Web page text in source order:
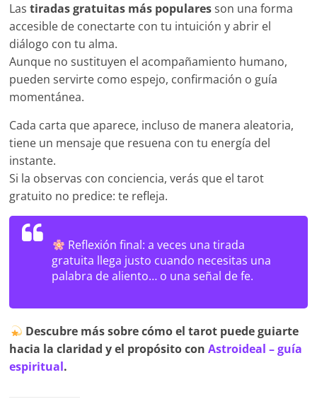
Lastiradas gratuitas más popularesson una forma
accesible de conectarte con tu intuición y abrir el
diálogo con tu alma.
Aunque no sustituyen el acompañamiento humano,
pueden servirte como espejo, confirmación o guía
momentánea.
Cada carta que aparece, incluso de manera aleatoria,
tiene un mensaje que resuena con tu energía del
instante.
Si la observas con conciencia, verás que el tarot
gratuito no predice: te refleja.
Reflexión final: a veces una tirada
gratuita llega justo cuando necesitas una
palabra de aliento… o una señal de fe.
Descubre más sobre cómo el tarot puede guiarte
hacia la claridad y el propósito conAstroideal – guía
espiritual.